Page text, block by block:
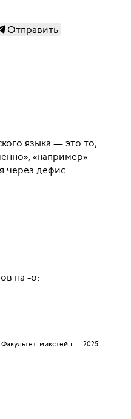
Отправить
языка — это то,
«например»
через дефис
на -о:
Факультет-микстейп — 2025